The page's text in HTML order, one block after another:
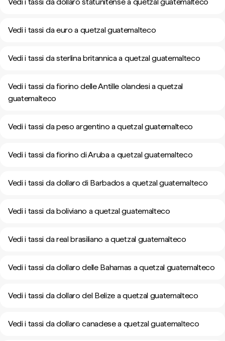
Vedi i tassi da euro a quetzal guatemalteco
Vedi i tassi da sterlina britannica a quetzal guatemalteco
Vedi i tassi da fiorino delle Antille olandesi a quetzal
guatemalteco
Vedi i tassi da peso argentino a quetzal guatemalteco
Vedi i tassi da fiorino di Aruba a quetzal guatemalteco
Vedi i tassi da dollaro di Barbados a quetzal guatemalteco
Vedi i tassi da boliviano a quetzal guatemalteco
Vedi i tassi da real brasiliano a quetzal guatemalteco
Vedi i tassi da dollaro delle Bahamas a quetzal guatemalteco
Vedi i tassi da dollaro del Belize a quetzal guatemalteco
Vedi i tassi da dollaro canadese a quetzal guatemalteco